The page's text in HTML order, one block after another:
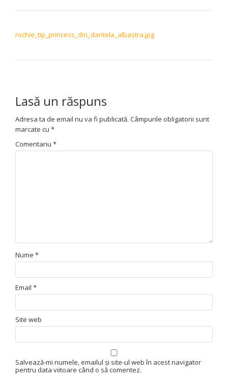
rochie_tip_princess_din_dantela_albastra.jpg
Lasă un răspuns
Adresa ta de email nu va fi publicată. Câmpurile obligatorii sunt
marcate cu *
Comentariu *
Nume *
Email *
Site web
Salvează-mi numele, emailul și site-ul web în acest navigator
pentru data viitoare când o să comentez.